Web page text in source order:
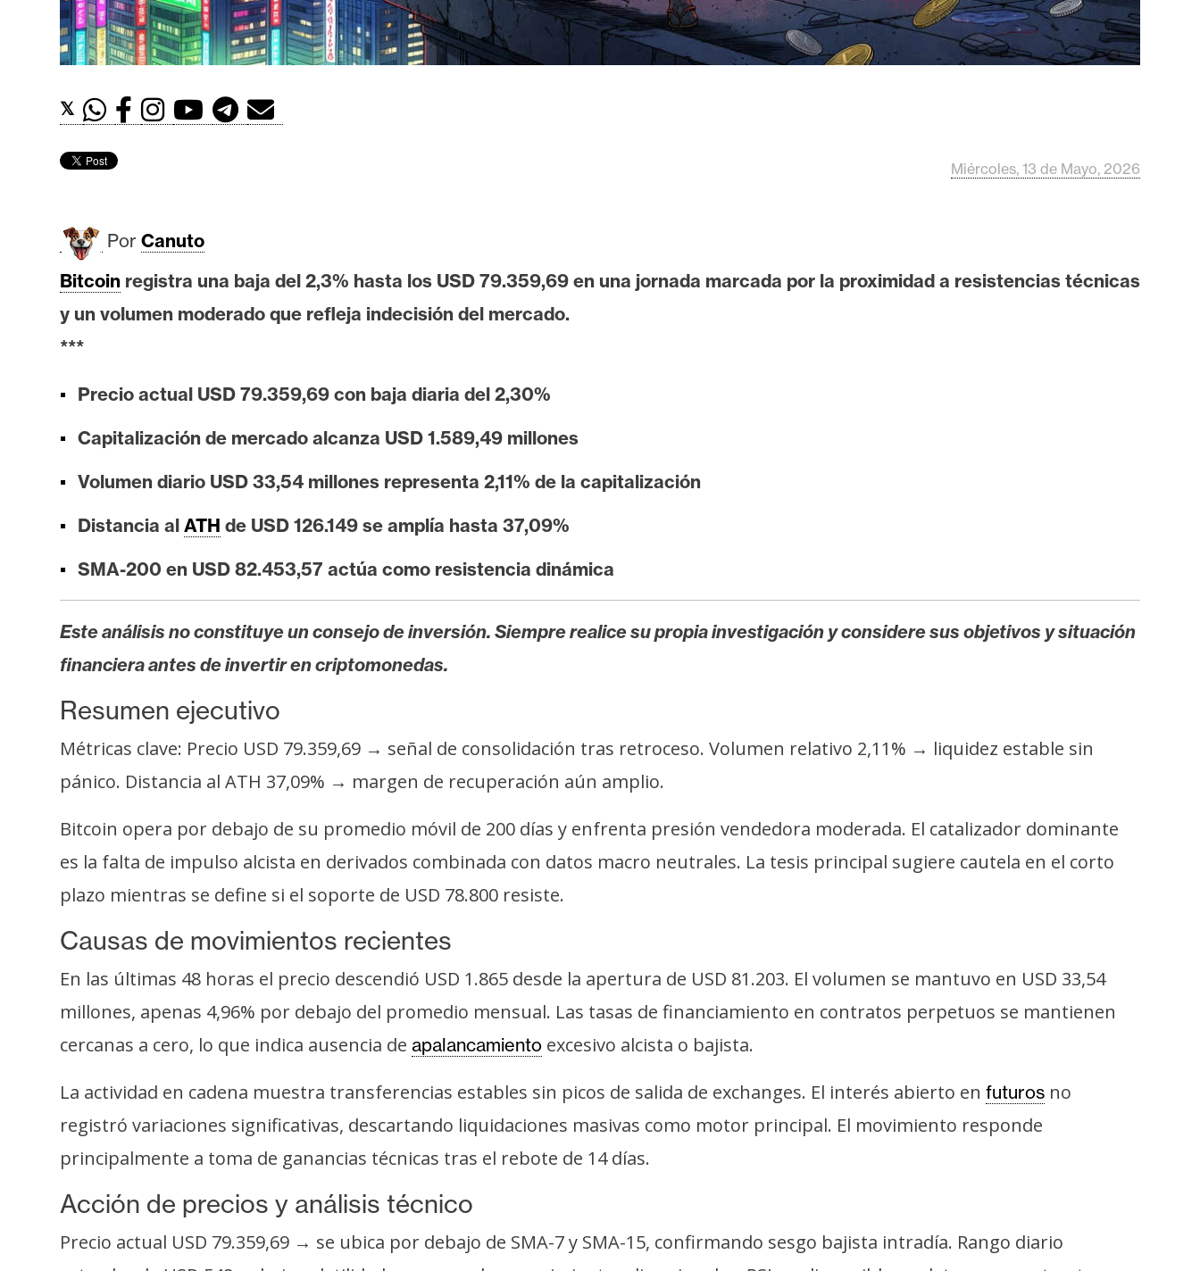
t
h
e
e
m
I
A
A
n
s
s
o
t
a
s
d
P
r
n
a
T
m
a
e
u
r
o
𝕏
Miércoles, 13 de Mayo, 2026
Por Canuto
Bitcoin registra una baja del 2,3% hasta los USD 79.359,69 en una jornada marcada por la proximidad a resistencias técnicas
y un volumen moderado que refleja indecisión del mercado.
***
Precio actual USD 79.359,69 con baja diaria del 2,30%
Capitalización de mercado alcanza USD 1.589,49 millones
Volumen diario USD 33,54 millones representa 2,11% de la capitalización
Distancia al ATH de USD 126.149 se amplía hasta 37,09%
SMA-200 en USD 82.453,57 actúa como resistencia dinámica
Este análisis no constituye un consejo de inversión. Siempre realice su propia investigación y considere sus objetivos y situación
financiera antes de invertir en criptomonedas.
Resumen ejecutivo
Métricas clave: Precio USD 79.359,69 → señal de consolidación tras retroceso. Volumen relativo 2,11% → liquidez estable sin
pánico. Distancia al ATH 37,09% → margen de recuperación aún amplio.
Bitcoin opera por debajo de su promedio móvil de 200 días y enfrenta presión vendedora moderada. El catalizador dominante
es la falta de impulso alcista en derivados combinada con datos macro neutrales. La tesis principal sugiere cautela en el corto
plazo mientras se define si el soporte de USD 78.800 resiste.
Causas de movimientos recientes
En las últimas 48 horas el precio descendió USD 1.865 desde la apertura de USD 81.203. El volumen se mantuvo en USD 33,54
millones, apenas 4,96% por debajo del promedio mensual. Las tasas de financiamiento en contratos perpetuos se mantienen
cercanas a cero, lo que indica ausencia de apalancamiento excesivo alcista o bajista.
La actividad en cadena muestra transferencias estables sin picos de salida de exchanges. El interés abierto en futuros no
registró variaciones significativas, descartando liquidaciones masivas como motor principal. El movimiento responde
principalmente a toma de ganancias técnicas tras el rebote de 14 días.
Acción de precios y análisis técnico
Precio actual USD 79.359,69 → se ubica por debajo de SMA-7 y SMA-15, confirmando sesgo bajista intradía. Rango diario